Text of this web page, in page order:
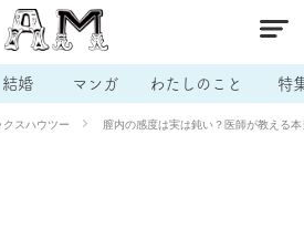
結婚 マンガ わたしのこと 特
クスハウツー 膣内の感度は実は鈍い？医師が教える
# 男の本音 # セフレ
法 # マッチングアプリ
# イケない